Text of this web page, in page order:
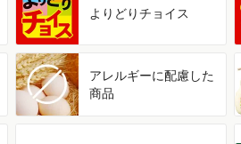
よりどりチョイス
アレルギーに配慮した
商品